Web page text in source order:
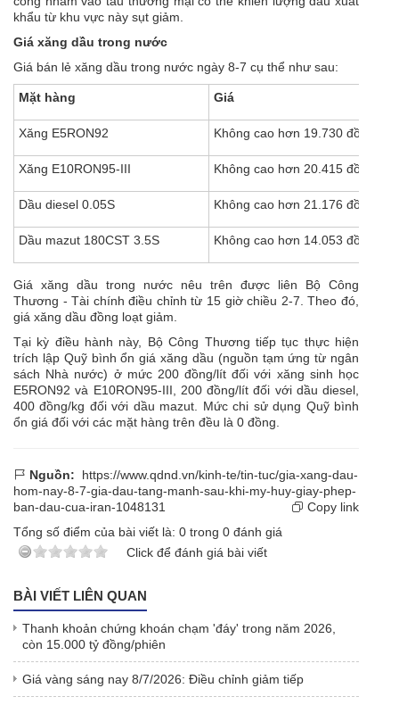
khẩu từ khu vực này sụt giảm.
Giá xăng dầu trong nước
Giá bán lẻ xăng dầu trong nước ngày 8-7 cụ thể như sau:
Mặt hàng Giá
Xăng E5RON92 Không cao hơn 19.730 đồng/lít
Xăng E10RON95-III Không cao hơn 20.415 đồng/lít
Dầu diesel 0.05S Không cao hơn 21.176 đồng/lít
Dầu mazut 180CST 3.5S Không cao hơn 14.053 đồng/kg
Giá xăng dầu trong nước nêu trên được liên Bộ Công
Thương - Tài chính điều chỉnh từ 15 giờ chiều 2-7. Theo đó,
giá xăng dầu đồng loạt giảm.
Tại kỳ điều hành này, Bộ Công Thương tiếp tục thực hiện
trích lập Quỹ bình ổn giá xăng dầu (nguồn tạm ứng từ ngân
sách Nhà nước) ở mức 200 đồng/lít đối với xăng sinh học
E5RON92 và E10RON95-III, 200 đồng/lít đối với dầu diesel,
400 đồng/kg đối với dầu mazut. Mức chi sử dụng Quỹ bình
ổn giá đối với các mặt hàng trên đều là 0 đồng.
Nguồn:
https://www.qdnd.vn/kinh-te/tin-tuc/gia-xang-dau-
hom-nay-8-7-gia-dau-tang-manh-sau-khi-my-huy-giay-phep-
ban-dau-cua-iran-1048131
Copy link
Tổng số điểm của bài viết là: 0 trong 0 đánh giá
Click để đánh giá bài viết
BÀI VIẾT LIÊN QUAN
Thanh khoản chứng khoán chạm 'đáy' trong năm 2026,
còn 15.000 tỷ đồng/phiên
Giá vàng sáng nay 8/7/2026: Điều chỉnh giảm tiếp